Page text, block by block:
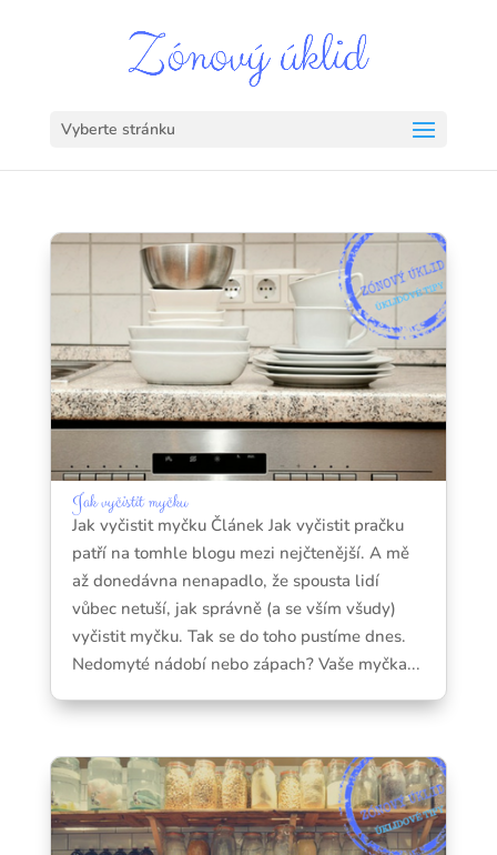
Vyberte stránku
Jak vyčistit myčku
Jak vyčistit myčku Článek Jak vyčistit pračku
patří na tomhle blogu mezi nejčtenější. A mě
až donedávna nenapadlo, že spousta lidí
vůbec netuší, jak správně (a se vším všudy)
vyčistit myčku. Tak se do toho pustíme dnes.
Nedomyté nádobí nebo zápach? Vaše myčka...